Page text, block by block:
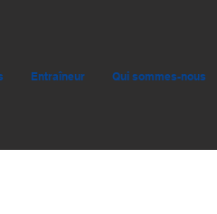
Entraîneur Qui sommes-nous